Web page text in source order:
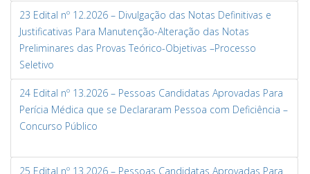
23 Edital nº 12.2026 – Divulgação das Notas Definitivas e
Justificativas Para Manutenção-Alteração das Notas
Preliminares das Provas Teórico-Objetivas –Processo
Seletivo
24 Edital nº 13.2026 – Pessoas Candidatas Aprovadas Para
Perícia Médica que se Declararam Pessoa com Deficiência –
Concurso Público
25 Edital nº 13.2026 – Pessoas Candidatas Aprovadas Para